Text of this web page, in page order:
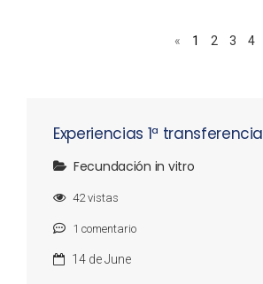
« 1 2 3 4
Experiencias 1ª transferencia
Fecundación in vitro
42vistas
1 comentario
14 de June